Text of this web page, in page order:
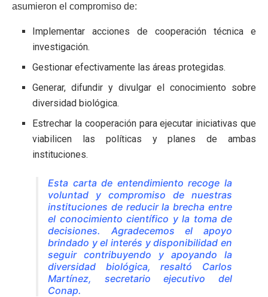
asumieron el compromiso de:
Implementar acciones de cooperación técnica e
investigación.
Gestionar efectivamente las áreas protegidas.
Generar, difundir y divulgar el conocimiento sobre
diversidad biológica.
Estrechar la cooperación para ejecutar iniciativas que
viabilicen las políticas y planes de ambas
instituciones.
Esta carta de entendimiento recoge la
voluntad y compromiso de nuestras
instituciones de reducir la brecha entre
el conocimiento científico y la toma de
decisiones. Agradecemos el apoyo
brindado y el interés y disponibilidad en
seguir contribuyendo y apoyando la
diversidad biológica, resaltó Carlos
Martínez, secretario ejecutivo del
Conap.